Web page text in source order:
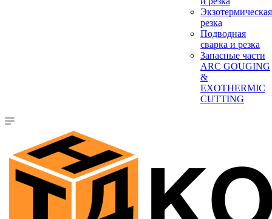
Экзотермическая
резка
Подводная
сварка и резка
Запасные части
ARC GOUGING
&
EXOTHERMIC
CUTTING